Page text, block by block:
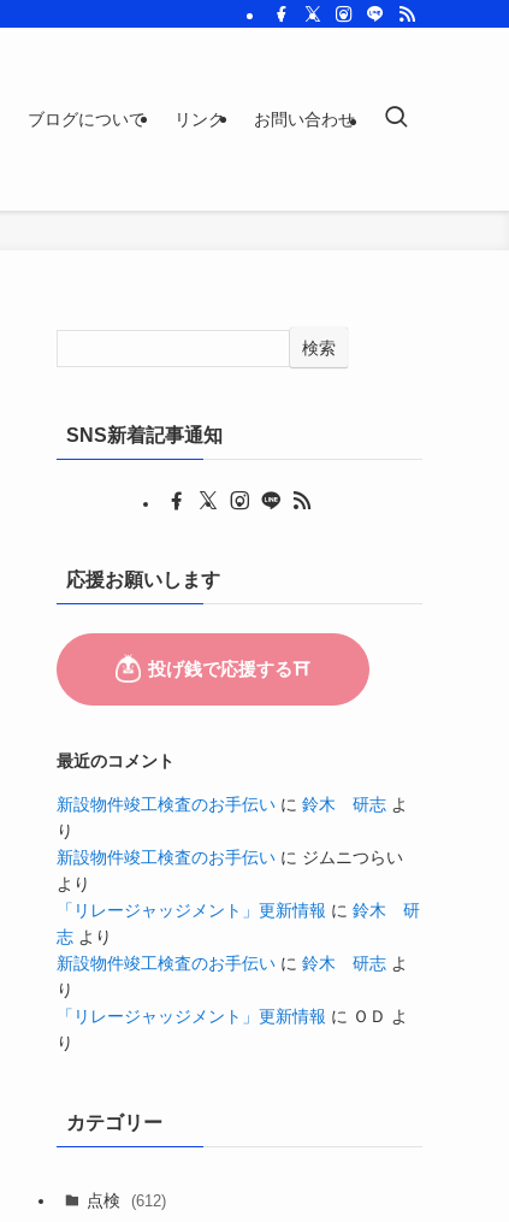
ブログについて リンク お問い合わせ
検索
SNS新着記事通知
応援お願いします
最近のコメント
新設物件竣工検査のお手伝い に 鈴木 研志 よ
り
新設物件竣工検査のお手伝い に ジムニつらい
より
「リレージャッジメント」更新情報 に 鈴木 研
志 より
新設物件竣工検査のお手伝い に 鈴木 研志 よ
り
「リレージャッジメント」更新情報 に ＯＤ よ
り
カテゴリー
点検 (612)